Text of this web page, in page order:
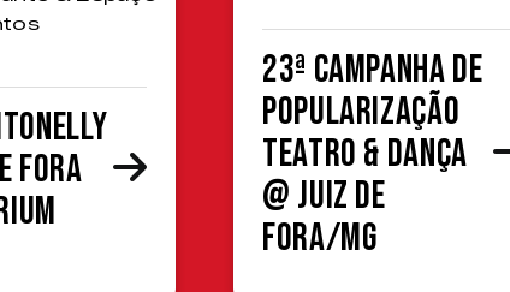
Fora
23ª Campanha de
Popularização
Teatro & Dança
@ Juiz de
Fora/MG